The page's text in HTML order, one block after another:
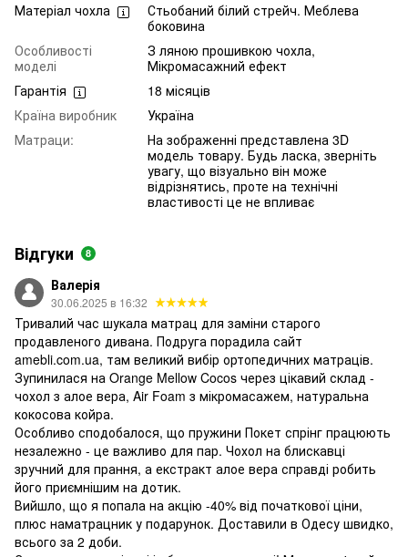
Матеріал чохла
Стьобаний білий стрейч. Меблева
боковина
Особливості
моделі
З ляною прошивкою чохла,
Мікромасажний ефект
Гарантія
18 місяців
Країна виробник
Україна
Матраци:
На зображенні представлена 3D
модель товару. Будь ласка, зверніть
увагу, що візуально він може
відрізнятись, проте на технічні
властивості це не впливає
Відгуки 8
Валерія
30.06.2025 в 16:32
Тривалий час шукала матрац для заміни старого
продавленого дивана. Подруга порадила сайт
amebli.com.ua, там великий вибір ортопедичних матраців.
Зупинилася на Orange Mellow Cocos через цікавий склад -
чохол з алое вера, Air Foam з мікромасажем, натуральна
кокосова койра.
Особливо сподобалося, що пружини Покет спрінг працюють
незалежно - це важливо для пар. Чохол на блискавці
зручний для прання, а екстракт алое вера справді робить
його приємнішим на дотик.
Вийшло, що я попала на акцію -40% від початкової ціни,
плюс наматрацник у подарунок. Доставили в Одесу швидко,
всього за 2 доби.